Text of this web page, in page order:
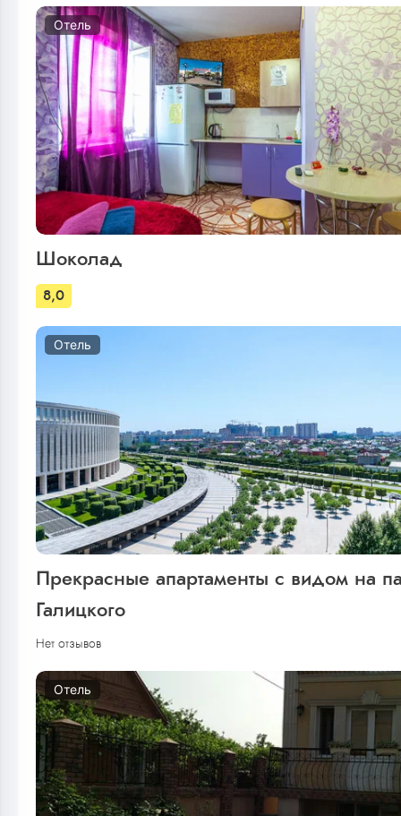
Отель
Шоколад
8,0
Отель
Прекрасные апартаменты с видом на
Галицкого
Нет отзывов
Отель